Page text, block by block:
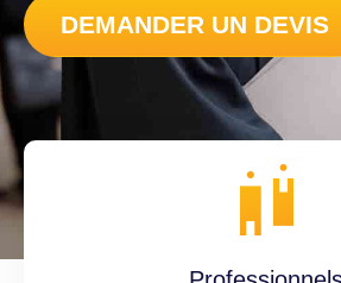
DEMANDER UN DEVIS